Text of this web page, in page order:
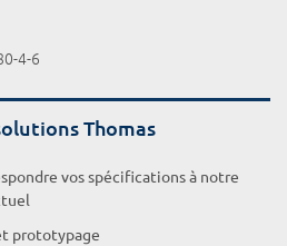
4-6
Thomas
vos spécifications à notre
prototypage